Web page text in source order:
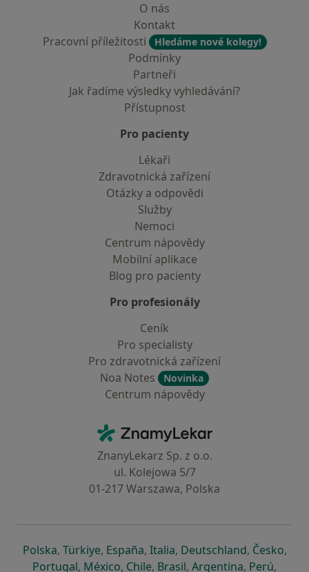
O nás
Kontakt
Pracovní příležitosti
Hledáme nové kolegy!
Podmínky
Partneři
Jak řadíme výsledky vyhledávání?
Přístupnost
Pro pacienty
Lékaři
Zdravotnická zařízení
Otázky a odpovědi
Služby
Nemoci
Centrum nápovědy
Mobilní aplikace
Blog pro pacienty
Pro profesionály
Ceník
Pro specialisty
Pro zdravotnická zařízení
Noa Notes
Novinka
Centrum nápovědy
ZnamyLekar - Hlavní stránka
ZnanyLekarz Sp. z o.o.
ul. Kolejowa 5/7
01-217 Warszawa, Polska
Polskase otevře v nové záložce
, Türkiyese otevře v nové záložce
, Españase otevře v nové záložce
, Italiase otevře v nové záložce
, Deutschlandse otevře v
, Českose
,
Portugalse otevře v nové záložce
, Méxicose otevře v nové záložce
, Chilese otevře v nové záložce
, Brasilse otevře v nové
, Argentinase otevře v
, Perúse
,